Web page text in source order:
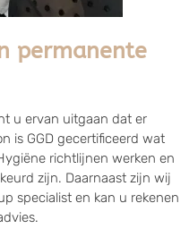
permanente
u ervan uitgaan dat er
is GGD gecertificeerd wat
richtlijnen werken en
zijn. Daarnaast zijn wij
specialist en kan u rekenen